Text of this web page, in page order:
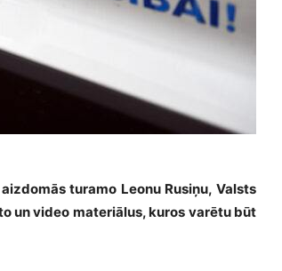
turamo Leonu Rusiņu, Valsts
un video materiālus, kuros varētu būt